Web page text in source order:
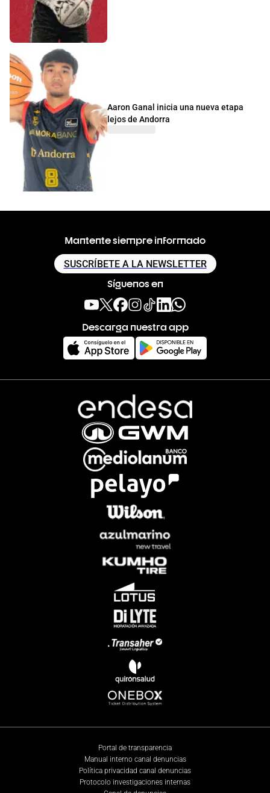
Aaron Ganal inicia una nueva etapa
lejos de Andorra
Mantente siempre informado
SUSCRÍBETE A LA NEWSLETTER
Síguenos en
Descarga nuestra app
Portal de transparencia
Manual interno canal denuncias
Política privacidad canal denuncias
Protocolo investigaciones internas